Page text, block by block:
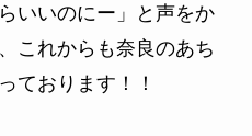
いいのにー」と声をか
これからも奈良のあち
ております！！